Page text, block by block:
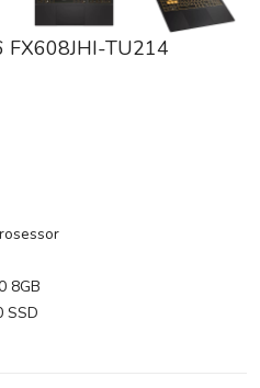
FX608JHI-TU214
8GB
SSD